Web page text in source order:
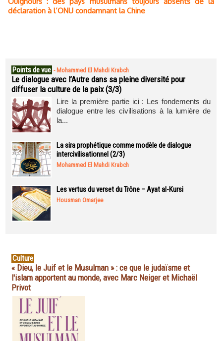
déclaration à l’ONU condamnant la Chine
Points de vue - Mohammed El Mahdi Krabch
Le dialogue avec l’Autre dans sa pleine diversité pour
diffuser la culture de la paix (3/3)
Lire la première partie ici : Les fondements du
dialogue entre les civilisations à la lumière de
la...
La sira prophétique comme modèle de dialogue
intercivilisationnel (2/3)
Mohammed El Mahdi Krabch
Les vertus du verset du Trône – Ayat al-Kursi
Housman Omarjee
Culture
« Dieu, le Juif et le Musulman » : ce que le judaïsme et
l'islam apportent au monde, avec Marc Neiger et Michaël
Privot